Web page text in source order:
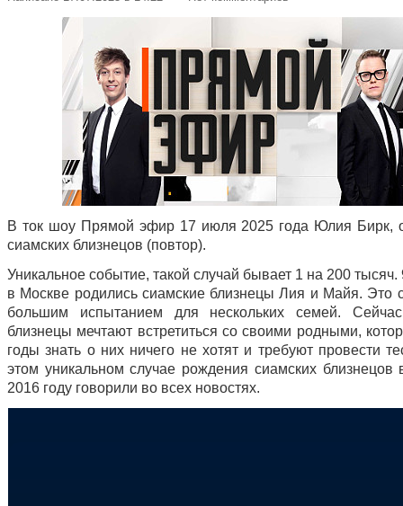
В ток шоу Прямой эфир 17 июля 2025 года Юлия Бирк,
сиамских близнецов (повтор).
Уникальное событие, такой случай бывает 1 на 200 тысяч.
в Москве родились сиамские близнецы Лия и Майя. Это
большим испытанием для нескольких семей.
близнецы мечтают встретиться со своими родными,
годы знать о них ничего не хотят и требуют провести
этом уникальном случае рождения сиамских близнецов
2016 году говорили во всех новостях.